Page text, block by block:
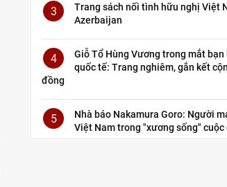
3
Trang sách nối tình hữu nghị Việt
Azerbaijan
4
Giỗ Tổ Hùng Vương trong mắt bạn
quốc tế: Trang nghiêm, gắn kết
đồng
5
Nhà báo Nakamura Goro: Người
Việt Nam trong "xương sống" cuộc